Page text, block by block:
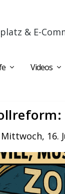
& E-
Videos
Mittwoch, 16.